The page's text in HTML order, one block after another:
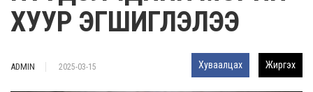
ХУУР ЭГШИГЛЭЛЭЭ
ADMIN 2025-03-15 Хуваалцах Жиргэх